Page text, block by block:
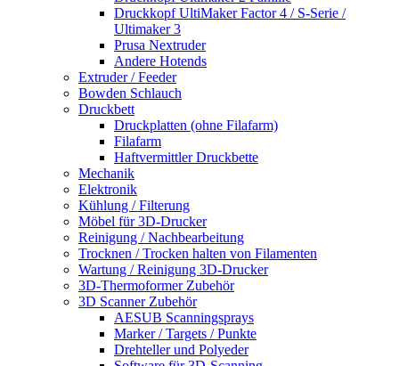
Druckkopf UltiMaker Factor 4 / S-Serie /
Ultimaker 3
Prusa Nextruder
Andere Hotends
Extruder / Feeder
Bowden Schlauch
Druckbett
Druckplatten (ohne Filafarm)
Filafarm
Haftvermittler Druckbette
Mechanik
Elektronik
Kühlung / Filterung
Möbel für 3D-Drucker
Reinigung / Nachbearbeitung
Trocknen / Trocken halten von Filamenten
Wartung / Reinigung 3D-Drucker
3D-Thermoformer Zubehör
3D Scanner Zubehör
AESUB Scanningsprays
Marker / Targets / Punkte
Drehteller und Polyeder